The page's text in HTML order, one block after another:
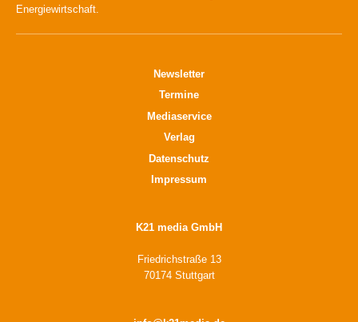
Energiewirtschaft.
Newsletter
Termine
Mediaservice
Verlag
Datenschutz
Impressum
K21 media GmbH
Friedrichstraße 13
70174 Stuttgart